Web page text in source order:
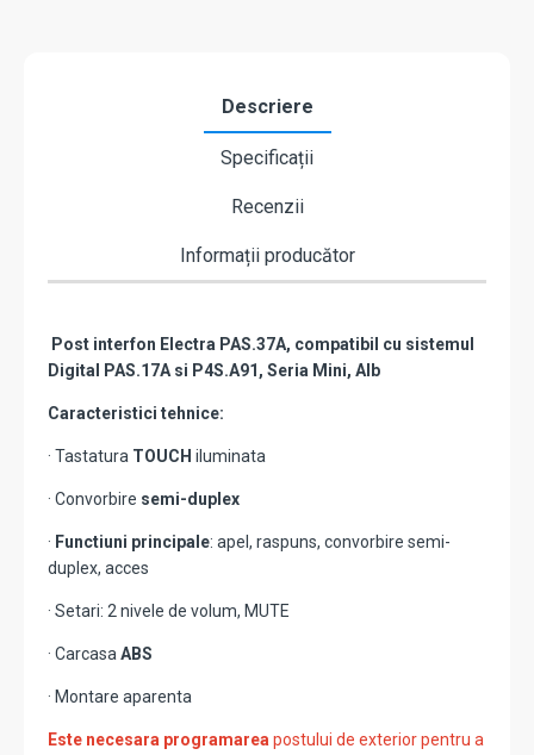
Descriere
Specificații
Recenzii
Informații producător
Post interfon Electra PAS.37A, compatibil cu sistemul
Digital PAS.17A si P4S.A91, Seria Mini, Alb
Caracteristici tehnice:
· Tastatura TOUCH iluminata
· Convorbire semi-duplex
· Functiuni principale: apel, raspuns, convorbire semi-
duplex, acces
· Setari: 2 nivele de volum, MUTE
· CarcasaABS
· Montare aparenta
Este necesara programareapostului de exterior pentru a